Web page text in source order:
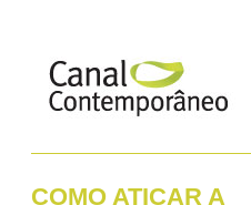
COMO ATIÇAR A